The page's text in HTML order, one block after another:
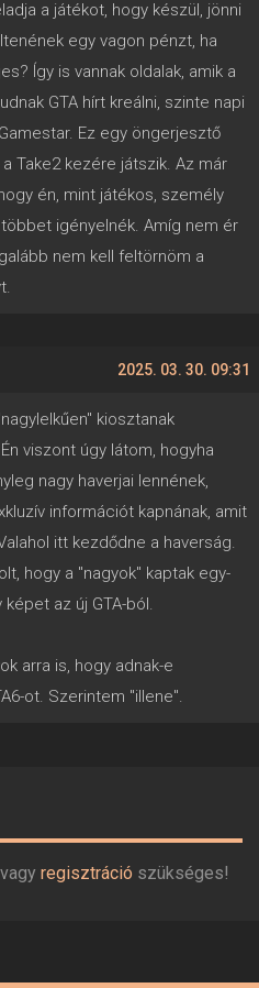
a játékot, hogy készül, jönni
egy vagon pénzt, ha
Így is vannak oldalak, amik a
GTA hírt kreálni, szinte napi
Ez egy öngerjesztő
Take2 kezére játszik. Az már
én, mint játékos, személy
igényelnék. Amíg nem ér
nem kell feltörnöm a
2025. 03. 30. 09:31
kiosztanak
viszont úgy látom, hogyha
nagy haverjai lennének,
információt kapnának, amit
itt kezdődne a haverság.
hogy a "nagyok" kaptak egy-
képet az új GTA-ból.
arra is, hogy adnak-e
ot. Szerintem "illene".
regisztráció szükséges!